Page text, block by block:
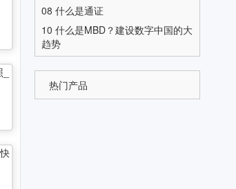
08 什么是通证
10 什么是MBD？建设数字中国的大
趋势
热门产品